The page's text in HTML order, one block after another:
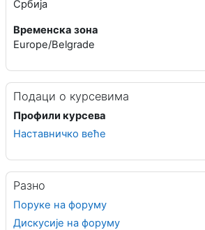
Србија
Временска зона
Europe/Belgrade
Подаци о курсeвима
Профили курсева
Наставничко веће
Разно
Поруке на форуму
Дискусије на форуму